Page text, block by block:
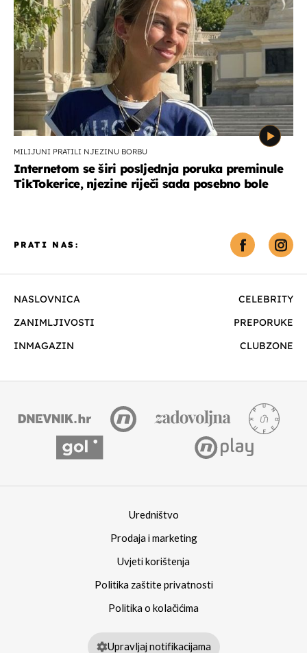
MILIJUNI PRATILI NJEZINU BORBU
Internetom se širi posljednja poruka preminule
TikTokerice, njezine riječi sada posebno bole
NASLOVNICA
CELEBRITY
ZANIMLJIVOSTI
PREPORUKE
INMAGAZIN
CLUBZONE
PRATI NAS:
Uredništvo
Prodaja i marketing
Uvjeti korištenja
Politika zaštite privatnosti
Politika o kolačićima
Upravljaj notifikacijama